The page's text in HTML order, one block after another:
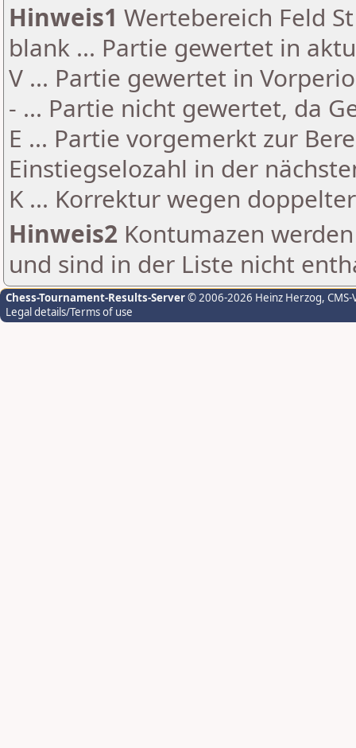
Hinweis1 Wertebereich Feld
blank ... Partie gewertet in
V ... Partie gewertet in
- ... Partie nicht gewertet, da
E ... Partie vorgemerkt zur
Einstiegselozahl in der
K ... Korrektur wegen
Hinweis2 Kontumazen
und sind in der Liste nicht
Chess-Tournament-Results-Server© 2006-2026 Heinz Herzog,
Legal details/Terms of use